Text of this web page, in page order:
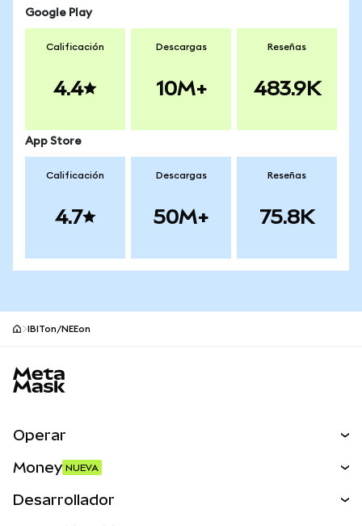
Google Play
Calificación
4.4
Descargas
10M+
Reseñas
483.9K
App Store
Calificación
4.7
Descargas
50M+
Reseñas
75.8K
IBITon/NEEon
Operar
Money NUEVA
Desarrollador